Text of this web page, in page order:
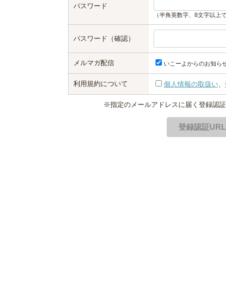
パスワード
（半角英数字、8文字以上
パスワード（確認）
メルマガ配信 いこーよからのお知ら
利用規約について 個人情報の取扱い、
※指定のメールアドレスに届く登録認